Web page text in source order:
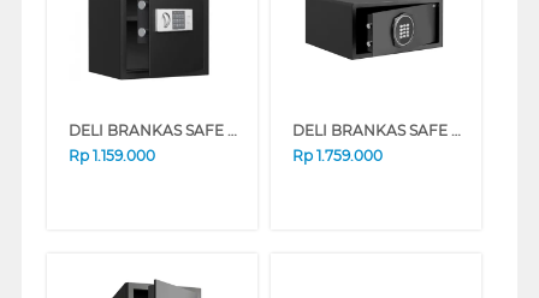
DELI BRANKAS SAFE BOX DELI_ET524
Rp 1.159.000
DELI BRANKAS SAFE BOX DELI_ET547
Rp 1.759.000